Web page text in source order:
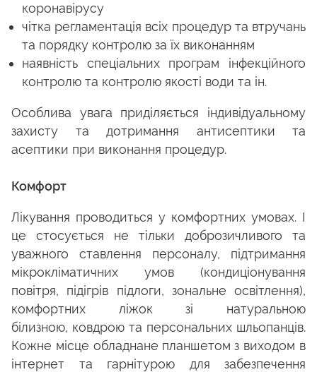
коронавірусу
чітка регламентація всіх процедур та втручань
та порядку контролю за їх виконанням
наявність спеціальних програм інфекційного
контролю та контролю якості води та ін.
Особлива увага приділяється індивідуальному
захисту та дотримання антисептики та
асептики при виконання процедур.
Комфорт
Лікування проводиться у комфортних умовах. І
це стосується не тільки доброзичливого та
уважного ставлення персоналу, підтримання
мікрокліматичних умов (кондиціонування
повітря, підігрів підлоги, зональне освітлення),
комфортних ліжок зі натуральною
білизною, ковдрою та персональних шльопанців.
Кожне місце обладнане планшетом з виходом в
інтернет та гарнітурою для забезпечення